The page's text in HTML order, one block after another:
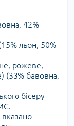
42%
льон, 50%
рожеве,
(33% бавовна,
бісеру
вказано